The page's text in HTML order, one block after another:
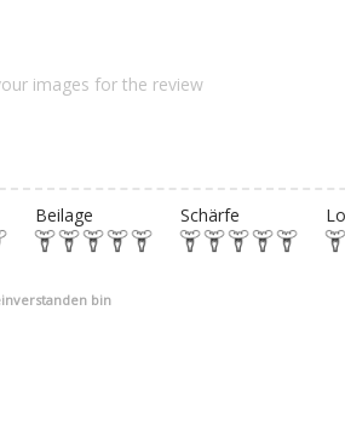
images for the review
Beilage Schärfe
bin